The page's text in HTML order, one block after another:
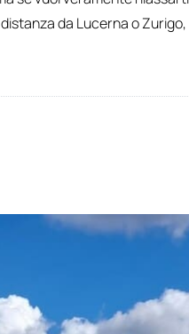
da Lucerna o